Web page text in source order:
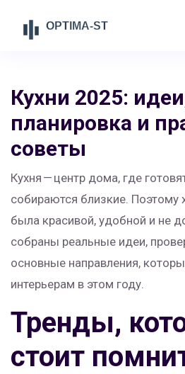
Кухни 2025:
планировка и
советы
Кухня — центр дома, где
собираются близкие. Поэтому
была красивой, удобной и не
собраны реальные идеи,
основные направления,
интерьерам в этом году.
Тренды,
стоит